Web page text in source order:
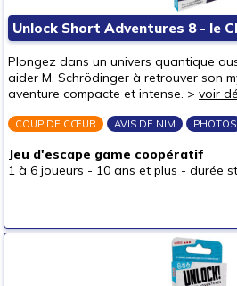
Unlock Short Adventures 8 - le
Plongez dans un univers quantique
aider M. Schrödinger à retrouver son
aventure compacte et intense. > voir
COUP DE CŒUR AVIS DE NIM PHOTOS
Jeu d'escape game coopératif
1 à 6 joueurs - 10 ans et plus - durée